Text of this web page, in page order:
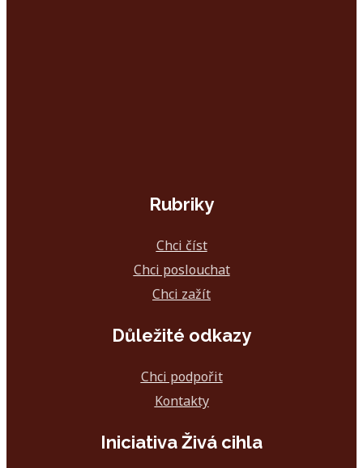
Rubriky
Chci číst
Chci poslouchat
Chci zažít
Důležité odkazy
Chci podpořit
Kontakty
Iniciativa Živá cihla